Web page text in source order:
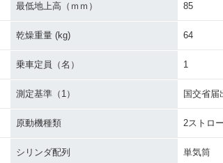
ルチェンジ
2001年 JOG・追加
2001年 リモコンJOG・
フルモデルチェンジ
最低地上高（ｍｍ） 85
乾燥重量 (kg) 64
乗車定員（名） 1
測定基準（1） 国交省届
原動機種類 2ストロ
シリンダ配列 単気筒